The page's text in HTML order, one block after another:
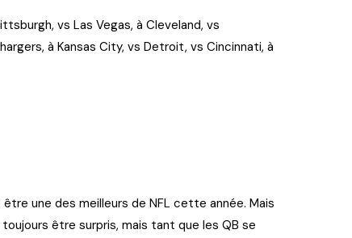
vs Las Vegas, à Cleveland, vs
à Kansas City, vs Detroit, vs Cincinnati, à
une des meilleurs de NFL cette année. Mais
être surpris, mais tant que les QB se